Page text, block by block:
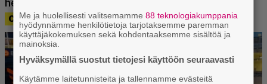
Me ja huolellisesti valitsemamme88 teknologiakumppania
hyödynnämme henkilötietoja tarjotaksemme paremman
käyttäjäkokemuksen sekä kohdentaaksemme sisältöä ja
mainoksia.
Hyväksymällä suostut tietojesi käyttöön seuraavasti
Käytämme laitetunnisteita ja tallennamme evästeitä